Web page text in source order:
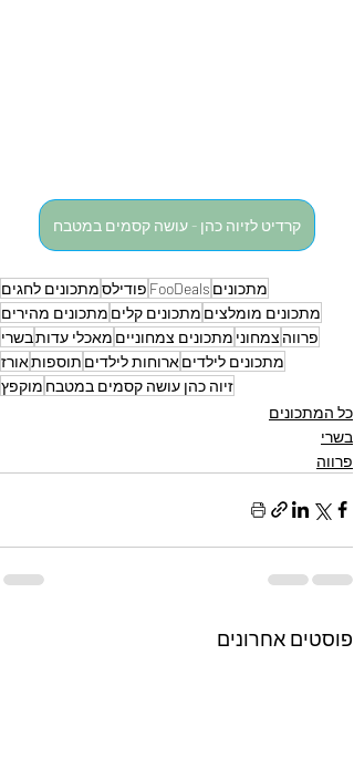
קרדיט לזיוה כהן - עושה קסמים במטבח
מתכונים FooDeals פודילסמתכונים לחגים
מתכונים מומלצים מתכונים קלים מתכונים מהירים
פרווה צמחוני מתכונים צמחוניים מאכלי עדותבשרי
מתכונים לילדיםארוחות לילדים תוספותאורז
זיוה כהן עושה קסמים במטבח מוקפץ
כל המתכונים
בשרי
פרווה
פוסטים אחרונים